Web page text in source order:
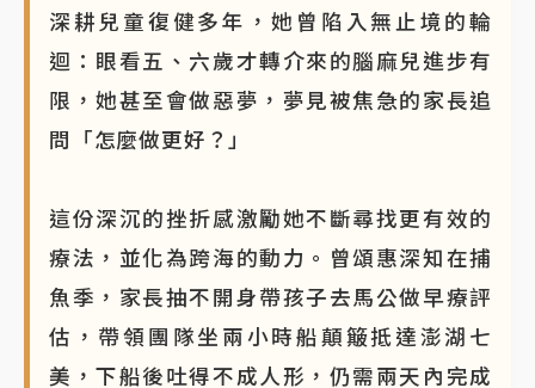
深耕兒童復健多年，她曾陷入無止境的輪
迴：眼看五、六歲才轉介來的腦麻兒進步有
限，她甚至會做惡夢，夢見被焦急的家長追
問「怎麼做更好？」
這份深沉的挫折感激勵她不斷尋找更有效的
療法，並化為跨海的動力。曾頌惠深知在捕
魚季，家長抽不開身帶孩子去馬公做早療評
估，帶領團隊坐兩小時船顛簸抵達澎湖七
美，下船後吐得不成人形，仍需兩天內完成